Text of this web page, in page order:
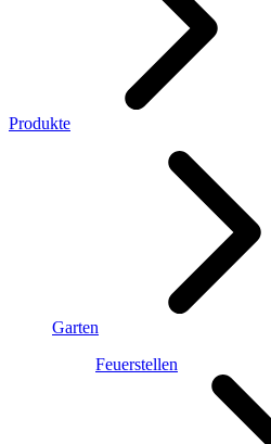
Produkte
Garten
Feuerstellen